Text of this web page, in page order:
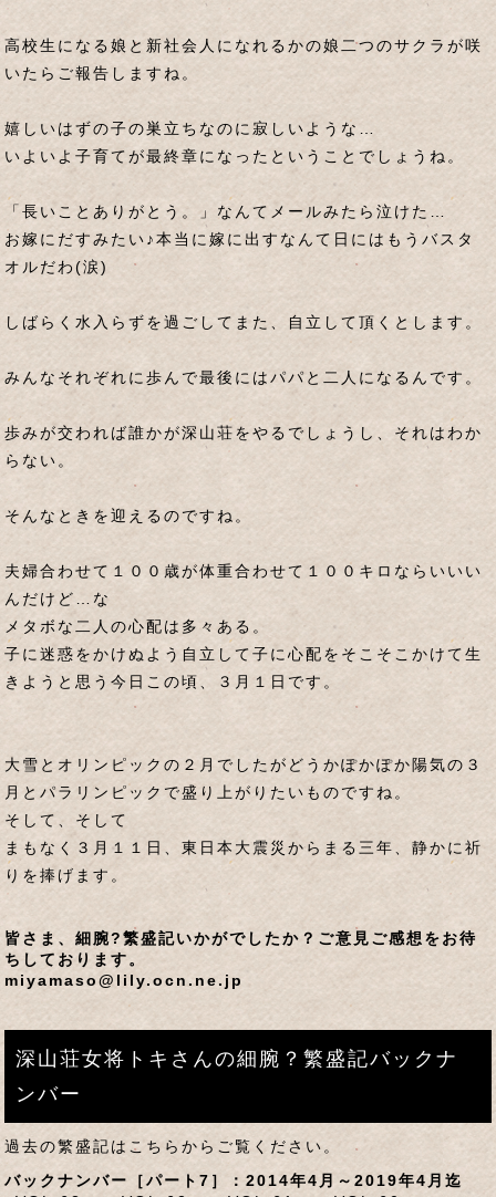
高校生になる娘と新社会人になれるかの娘二つのサクラが咲
いたらご報告しますね。
嬉しいはずの子の巣立ちなのに寂しいような…
いよいよ子育てが最終章になったということでしょうね。
「長いことありがとう。」なんてメールみたら泣けた…
お嫁にだすみたい♪本当に嫁に出すなんて日にはもうバスタ
オルだわ(涙)
しばらく水入らずを過ごしてまた、自立して頂くとします。
みんなそれぞれに歩んで最後にはパパと二人になるんです。
歩みが交われば誰かが深山荘をやるでしょうし、それはわか
らない。
そんなときを迎えるのですね。
夫婦合わせて１００歳が体重合わせて１００キロならいいい
んだけど…な
メタボな二人の心配は多々ある。
子に迷惑をかけぬよう自立して子に心配をそこそこかけて生
きようと思う今日この頃、３月１日です。
大雪とオリンピックの２月でしたがどうかぽかぽか陽気の３
月とパラリンピックで盛り上がりたいものですね。
そして、そして
まもなく３月１１日、東日本大震災からまる三年、静かに祈
りを捧げます。
皆さま、細腕?繁盛記いかがでしたか？ご意見ご感想をお待
ちしております。
miyamaso@lily.ocn.ne.jp
深山荘女将トキさんの細腕？繁盛記バックナ
ンバー
過去の繁盛記はこちらからご覧ください。
バックナンバー［パート7］：2014年4月～2019年4月迄